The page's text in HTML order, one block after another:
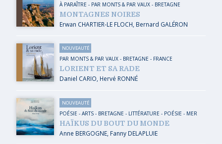
À PARAÎTRE - PAR MONTS & PAR VAUX- BRETAGNE
MONTAGNES NOIRES
Erwan CHARTIER-LE FLOCH Bernard GALÉRON
NOUVEAUTÉ
PAR MONTS & PAR VAUX- BRETAGNE - FRANCE
LORIENT ET SA RADE
Daniel CARIO, Hervé RONNÉ
NOUVEAUTÉ
POÉSIE - ARTS- BRETAGNE - LITTÉRATURE - POÉSIE - MER
HAÏKUS DU BOUT DU MONDE
Anne BERGOGNE, Fanny DELAPLUIE